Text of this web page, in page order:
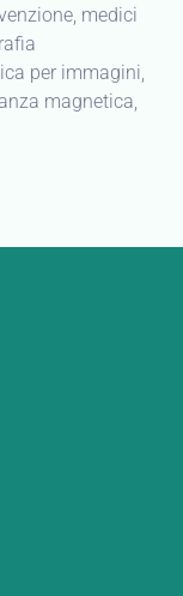
medici
per immagini,
magnetica,